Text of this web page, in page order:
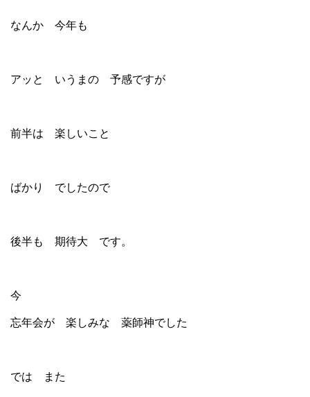
なんか 今年も
アッと いうまの 予感ですが
前半は 楽しいこと
ばかり でしたので
後半も 期待大 です。
今
忘年会が 楽しみな 薬師神でした
では また